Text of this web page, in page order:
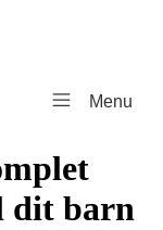
Menu
dit barn